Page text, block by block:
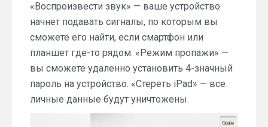
«Воспроизвести звук» — ваше устройство
начнет подавать сигналы, по которым вы
сможете его найти, если смартфон или
планшет где-то рядом. «Режим пропажи» —
вы сможете удаленно установить 4-значный
пароль на устройство. «Стереть iPad» — все
личные данные будут уничтожены.